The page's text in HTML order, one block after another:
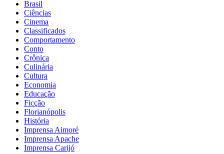
Brasil
Ciências
Cinema
Classificados
Comportamento
Conto
Crônica
Culinária
Cultura
Economia
Educação
Ficção
Florianópolis
História
Imprensa Aimoré
Imprensa Apache
Imprensa Carijó